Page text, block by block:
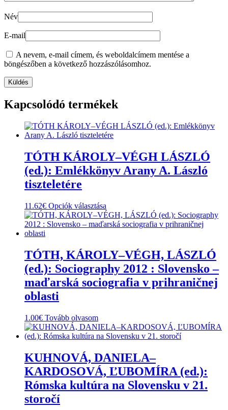
Név
E-mail
A nevem, e-mail címem, és weboldalcímem mentése a
böngészőben a következő hozzászólásomhoz.
Kapcsolódó termékek
TÓTH KÁROLY–VÉGH LÁSZLÓ
(ed.): Emlékkönyv Arany A. László
tiszteletére
11.62€ Opciók választása
a
terméknek
van.
A
változatok
termékoldalon
TÓTH, KÁROLY–VÉGH, LÁSZLÓ
(ed.): Sociography 2012 : Slovensko –
maďarská sociografia v prihraničnej
oblasti
1.00€ Tovább olvasom
KUHNOVÁ, DANIELA–
KARDOSOVÁ, ĽUBOMÍRA (ed.):
Rómska kultúra na Slovensku v 21.
storočí